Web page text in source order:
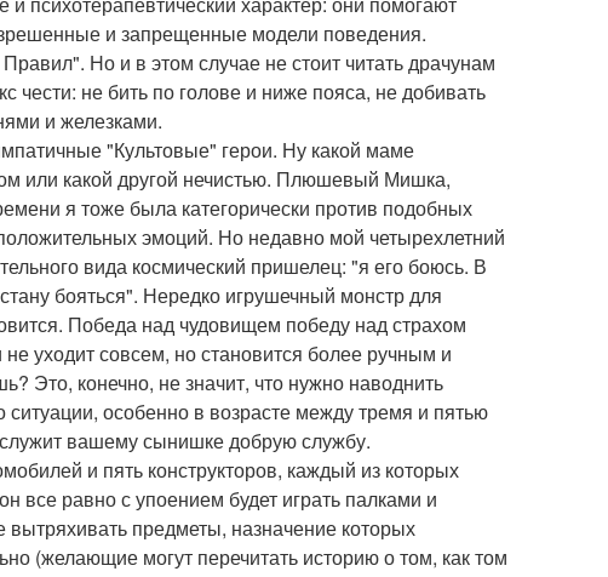
и запрещенные модели поведения.
Но и в этом случае не стоит читать драчунам
не бить по голове и ниже пояса, не добивать
и железками.
"Культовые" герои. Ну какой маме
или какой другой нечистью. Плюшевый Мишка,
я тоже была категорически против подобных
эмоций. Но недавно мой четырехлетний
вида космический пришелец: "я его боюсь. В
бояться". Нередко игрушечный монстр для
Победа над чудовищем победу над страхом
уходит совсем, но становится более ручным и
Это, конечно, не значит, что нужно наводнить
особенно в возрасте между тремя и пятью
вашему сынишке добрую службу.
и пять конструкторов, каждый из которых
все равно с упоением будет играть палками и
предметы, назначение которых
(желающие могут перечитать историю о том, как том